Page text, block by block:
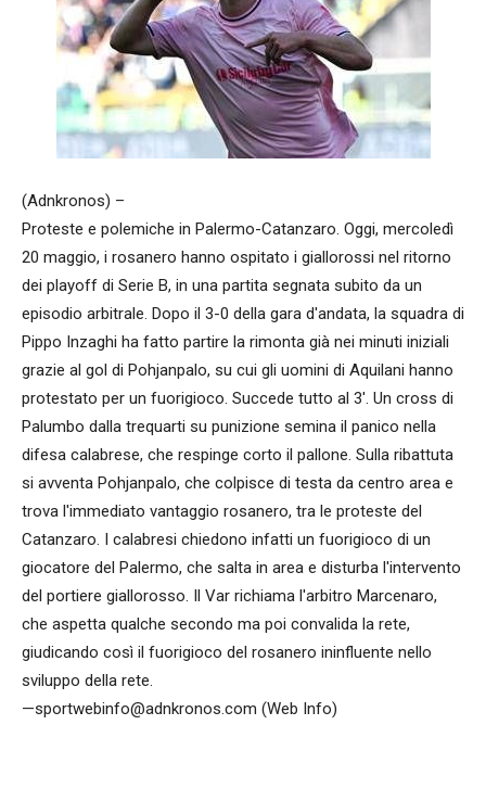
(Adnkronos) –
Proteste e polemiche in Palermo-Catanzaro. Oggi, mercoledì
20 maggio, i rosanero hanno ospitato i giallorossi nel ritorno
dei playoff di Serie B, in una partita segnata subito da un
episodio arbitrale. Dopo il 3-0 della gara d'andata, la squadra di
Pippo Inzaghi ha fatto partire la rimonta già nei minuti iniziali
grazie al gol di Pohjanpalo, su cui gli uomini di Aquilani hanno
protestato per un fuorigioco. Succede tutto al 3'. Un cross di
Palumbo dalla trequarti su punizione semina il panico nella
difesa calabrese, che respinge corto il pallone. Sulla ribattuta
si avventa Pohjanpalo, che colpisce di testa da centro area e
trova l'immediato vantaggio rosanero, tra le proteste del
Catanzaro. I calabresi chiedono infatti un fuorigioco di un
giocatore del Palermo, che salta in area e disturba l'intervento
del portiere giallorosso. Il Var richiama l'arbitro Marcenaro,
che aspetta qualche secondo ma poi convalida la rete,
giudicando così il fuorigioco del rosanero ininfluente nello
sviluppo della rete.
—sportwebinfo@adnkronos.com (Web Info)